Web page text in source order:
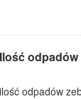
odpadów